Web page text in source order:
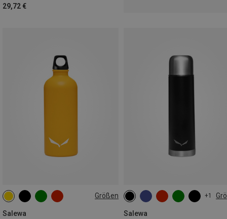
29,72 €
Größen
Salewa
0.6L
+1
Salewa
1L